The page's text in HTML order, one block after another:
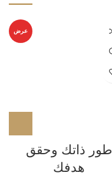
عرض
طور ذاتك وحقق
هدفك